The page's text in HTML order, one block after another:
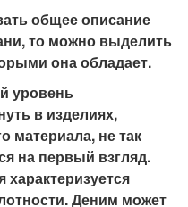
общее описание
то можно выделить
она обладает.
уровень
в изделиях,
материала, не так
на первый взгляд.
Деним может